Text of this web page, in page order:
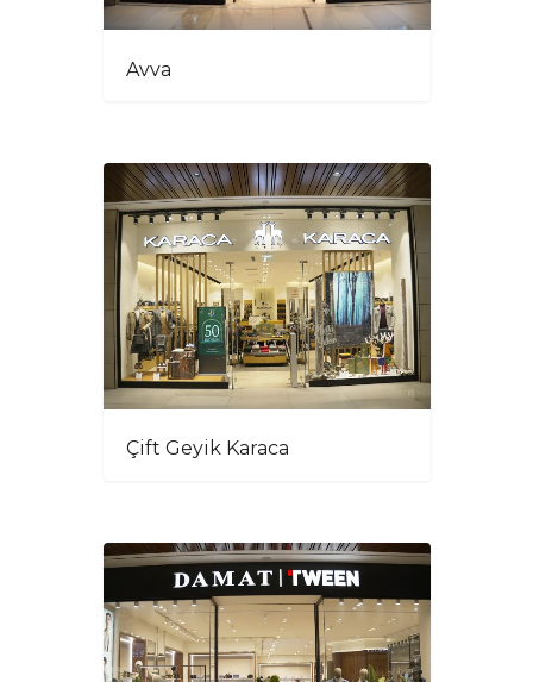
Avva
Çift Geyik Karaca